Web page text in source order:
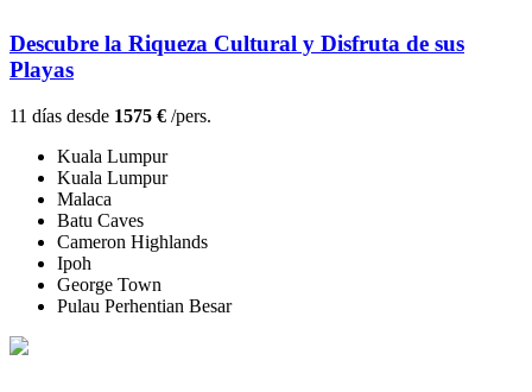
Descubre la Riqueza Cultural y Disfruta de sus
Playas
11 días desde 1575 € /pers.
Kuala Lumpur
Kuala Lumpur
Malaca
Batu Caves
Cameron Highlands
Ipoh
George Town
Pulau Perhentian Besar